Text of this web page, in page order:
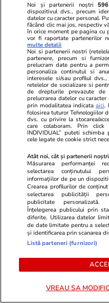
De ce să nu păstrezi
lângă ceapă
Lifestyle
Ce este batch cooking
poate simplifica mesele
săptămânale
Lifestyle
Ce este agar-agar și
Noi și partenerii noștri 596
dispozitivul dvs., precum
datelor cu caracter personal.
făcând clic mai jos, respectiv
în orice moment pe pagina cu
vor fi raportate partenerilor
multe detalii
Noi si partenerii nostri
partenere, precum si
prelucram date pentru a
personaliza continutul si
interesele si/sau profilul
retelelor de socializare si
de drepturile prevazute
prelucrarea datelor cu
prin modalitatea indicataaici.
folosirea tuturor Tehnologiilor
dvs. cu privire la stocarea/
care colaboram. Prin click
INDIVIDUAL” puteti
cele legate de cookie strict
Atât noi, cât și partenerii
Măsurarea performanței
selectarea conținutului
informațiilor de pe un
Crearea profilurilor de
selectarea publicității
publicitate personalizată.
Înțelegerea publicului prin
diferite. Utilizarea datelor
de date limitate pentru a
și identificarea prin scanarea
Listă parteneri (furnizori)
VREAU SA